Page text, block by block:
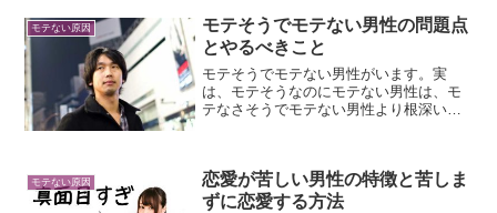
モテない原因
モテそうでモテない男性の問題点
とやるべきこと
モテそうでモテない男性がいます。実
は、モテそうなのにモテない男性は、モ
テなさそうでモテない男性より根深い問
モテない原因
恋愛が苦しい男性の特徴と苦しま
ずに恋愛する方法